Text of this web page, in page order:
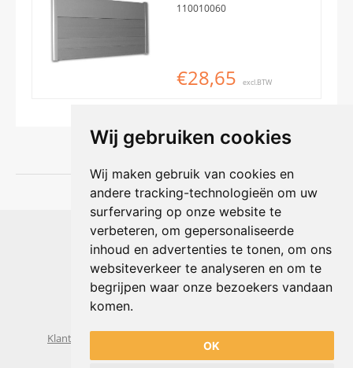
Wij gebruiken cookies
Wij maken gebruik van cookies en
andere tracking-technologieën om uw
surfervaring op onze website te
verbeteren, om gepersonaliseerde
inhoud en advertenties te tonen, om ons
websiteverkeer te analyseren en om te
begrijpen waar onze bezoekers vandaan
komen.
OK
110010060
€28,65 excl.BTW
Shophouse online
Max Planckstraat 4
6716 BE Ede, Nederland
Telefoon:+31(0)318 618 121
E-mail: info@shophouse.nl
Geopend: ma t/m vr 09:00-17:00 uur
Klantenservice
Algemene voorwaarden